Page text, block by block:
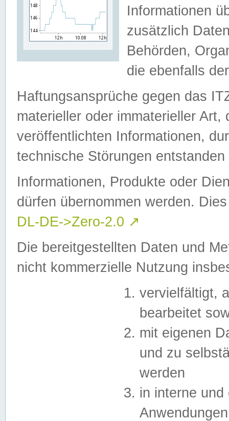
Informationen
zusätzlich
Behörden,
die ebenfalls
Haftungsansprüche gegen das
materieller oder immaterieller
veröffentlichten Informationen,
technische Störungen
Informationen, Produkte oder
dürfen übernommen werden.
DL-DE->Zero-2.0 ↗
Die bereitgestellten Daten und
nicht kommerzielle Nutzung
vervielfältigt,
bearbeitet
mit eigenen
und zu
werden
in interne